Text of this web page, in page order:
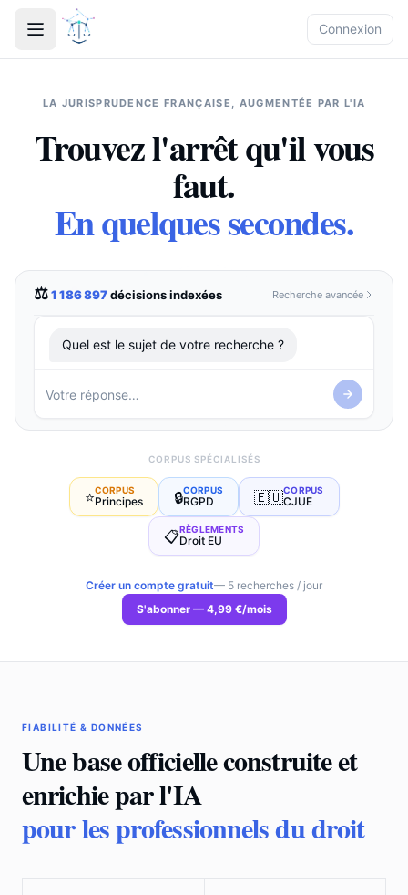
Connexion
›Accueil
›Rechercher une décision
› Connectez SmartLawyer
à votre IA préférée (MCP)
›Questions réponses
Explorer le Legal Graph
Contact
ESPACE DÉVELOPPEUR
Documentation / API REST
ACCÈS ILLIMITÉ · 4,99 €/MOIS
Bénéficiez de 5 recherches / jour
Créer mon compte →
LA JURISPRUDENCE FRANÇAISE, AUGMENTÉE PAR L'IA
Trouvez l'arrêt qu'il vous
faut.
En quelques secondes.
⚖1 186 897décisions indexées Recherche avancée
Quel est le sujet de votre recherche ?
CORPUS SPÉCIALISÉS
⭐CORPUS
Principes 🔒CORPUS
RGPD 🇪🇺CORPUS
CJUE
📋RÈGLEMENTS
Droit EU
Créer un compte gratuit— 5 recherches / jour
S'abonner — 4,99 €/mois
FIABILITÉ & DONNÉES
Une base officielle construite et
enrichie par l'IA
pour les professionnels du droit